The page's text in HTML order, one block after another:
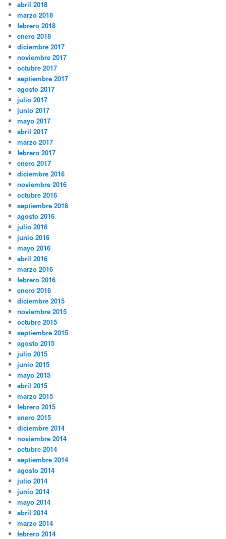
abril 2018
marzo 2018
febrero 2018
enero 2018
diciembre 2017
noviembre 2017
octubre 2017
septiembre 2017
agosto 2017
julio 2017
junio 2017
mayo 2017
abril 2017
marzo 2017
febrero 2017
enero 2017
diciembre 2016
noviembre 2016
octubre 2016
septiembre 2016
agosto 2016
julio 2016
junio 2016
mayo 2016
abril 2016
marzo 2016
febrero 2016
enero 2016
diciembre 2015
noviembre 2015
octubre 2015
septiembre 2015
agosto 2015
julio 2015
junio 2015
mayo 2015
abril 2015
marzo 2015
febrero 2015
enero 2015
diciembre 2014
noviembre 2014
octubre 2014
septiembre 2014
agosto 2014
julio 2014
junio 2014
mayo 2014
abril 2014
marzo 2014
febrero 2014